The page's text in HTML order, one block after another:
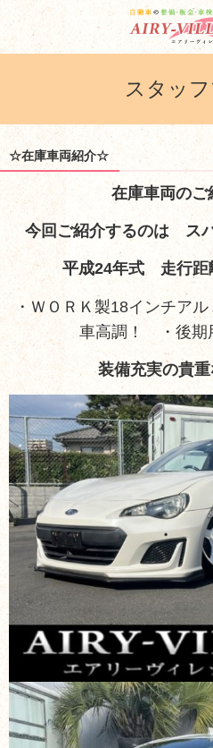
スタッ
☆在庫車両紹介☆
在庫車両のご
今回ご紹介するのは
平成24年式 走行
・ＷＯＲＫ製18インチア
車高調！ ・後期
装備充実の貴重